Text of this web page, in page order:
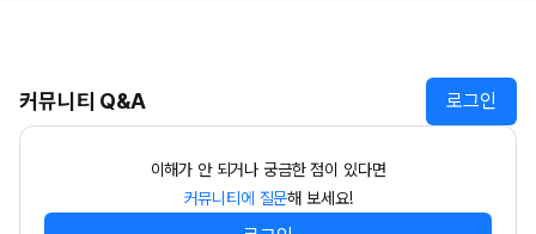
커뮤니티 Q&A 로그인
이해가 안 되거나 궁금한 점이 있다면
커뮤니티에 질문해 보세요!